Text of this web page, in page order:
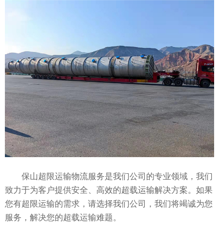
保山超限运输物流服务是我们公司的专业领域，我们
致力于为客户提供安全、高效的超载运输解决方案。如果
您有超限运输的需求，请选择我们公司，我们将竭诚为您
服务，解决您的超载运输难题。